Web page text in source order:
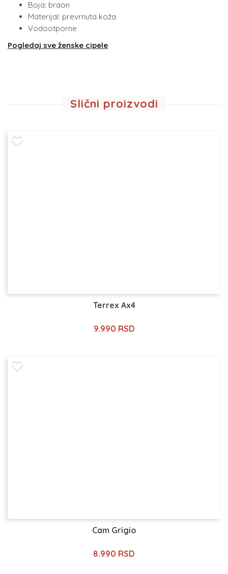
Boja: braon
Materijal: prevrnuta koža
Vodootporne
Pogledaj sve ženske cipele
Slični proizvodi
Terrex Ax4
9.990 RSD
Cam Grigio
8.990 RSD